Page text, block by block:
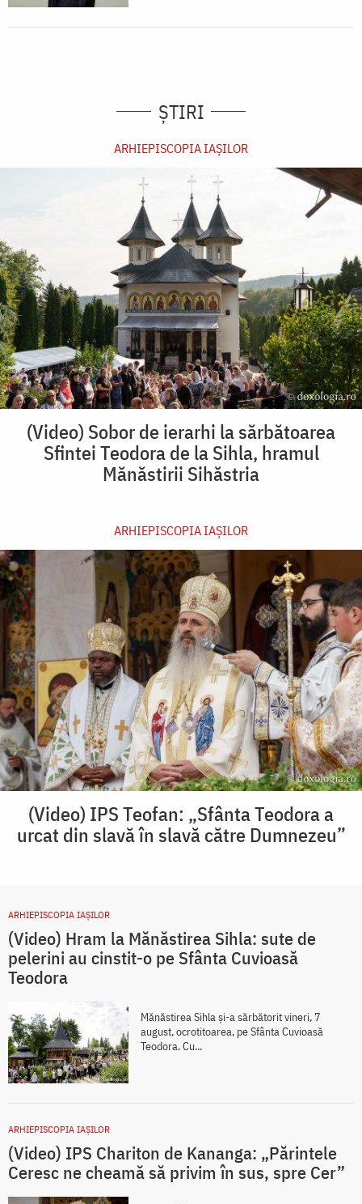
ȘTIRI
ARHIEPISCOPIA IAŞILOR
(Video) Sobor de ierarhi la sărbătoarea
Sfintei Teodora de la Sihla, hramul
Mănăstirii Sihăstria
ARHIEPISCOPIA IAŞILOR
(Video) IPS Teofan: „Sfânta Teodora a
urcat din slavă în slavă către Dumnezeu”
ARHIEPISCOPIA IAŞILOR
(Video) Hram la Mănăstirea Sihla: sute de
pelerini au cinstit-o pe Sfânta Cuvioasă
Teodora
Mănăstirea Sihla și-a sărbătorit vineri, 7
august, ocrotitoarea, pe Sfânta Cuvioasă
Teodora. Cu...
ARHIEPISCOPIA IAŞILOR
(Video) IPS Chariton de Kananga: „Părintele
Ceresc ne cheamă să privim în sus, spre Cer”